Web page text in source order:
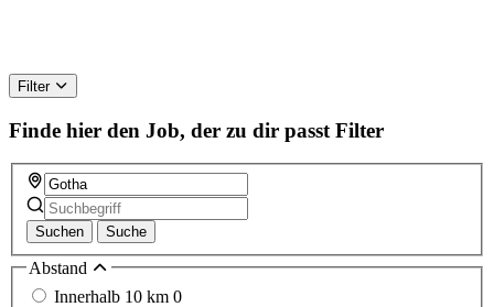
Filter
Finde hier den Job, der zu dir passt Filter
Suchen Suche
Abstand
Innerhalb 10 km 0